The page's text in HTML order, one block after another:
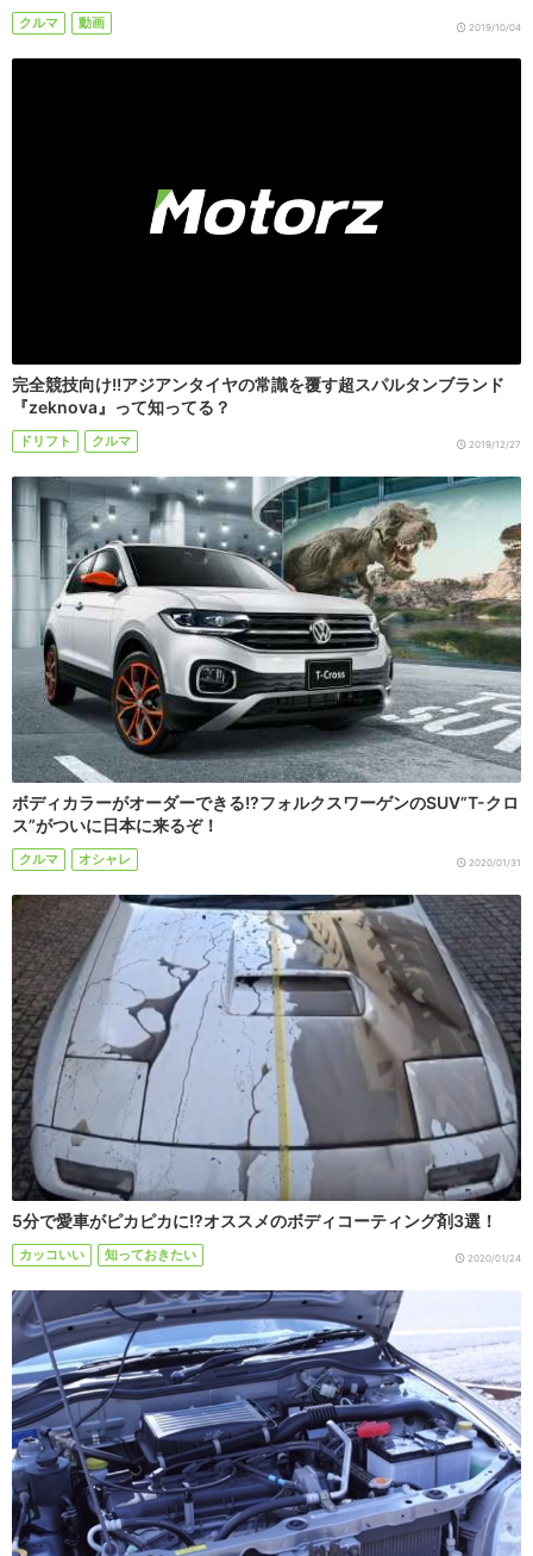
クルマ 動画 2019/10/04
完全競技向け!!アジアンタイヤの常識を覆す超スパルタンブランド
『zeknova』って知ってる？
ドリフト クルマ 2019/12/27
ボディカラーがオーダーできる!?フォルクスワーゲンのSUV”T-クロ
ス”がついに日本に来るぞ！
クルマ オシャレ 2020/01/31
5分で愛車がピカピカに!?オススメのボディコーティング剤3選！
カッコいい 知っておきたい 2020/01/24